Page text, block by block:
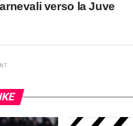
verso la Juve